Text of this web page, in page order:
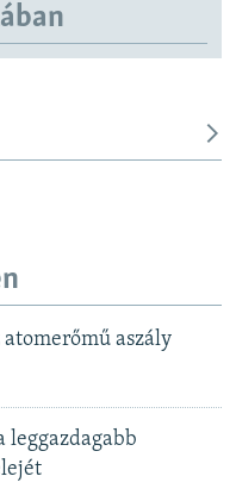
aszály
leggazdagabb